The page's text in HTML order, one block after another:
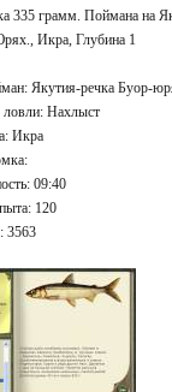
335 грамм. Поймана на
Икра, Глубина 1
Якутия-речка Буор-
ловли: Нахлыст
Икра
09:40
120
3563